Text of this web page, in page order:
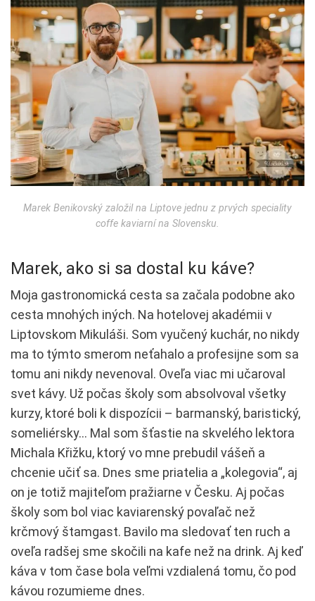
Marek Benikovský založil na Liptove jednu z prvých speciality
coffe kaviarní na Slovensku.
Marek, ako si sa dostal ku káve?
Moja gastronomická cesta sa začala podobne ako
cesta mnohých iných. Na hotelovej akadémii v
Liptovskom Mikuláši. Som vyučený kuchár, no nikdy
ma to týmto smerom neťahalo a profesijne som sa
tomu ani nikdy nevenoval. Oveľa viac mi učaroval
svet kávy. Už počas školy som absolvoval všetky
kurzy, ktoré boli k dispozícii – barmanský, baristický,
someliérsky… Mal som šťastie na skvelého lektora
Michala Křižku, ktorý vo mne prebudil vášeň a
chcenie učiť sa. Dnes sme priatelia a „kolegovia“, aj
on je totiž majiteľom pražiarne v Česku. Aj počas
školy som bol viac kaviarenský povaľač než
krčmový štamgast. Bavilo ma sledovať ten ruch a
oveľa radšej sme skočili na kafe než na drink. Aj keď
káva v tom čase bola veľmi vzdialená tomu, čo pod
kávou rozumieme dnes.